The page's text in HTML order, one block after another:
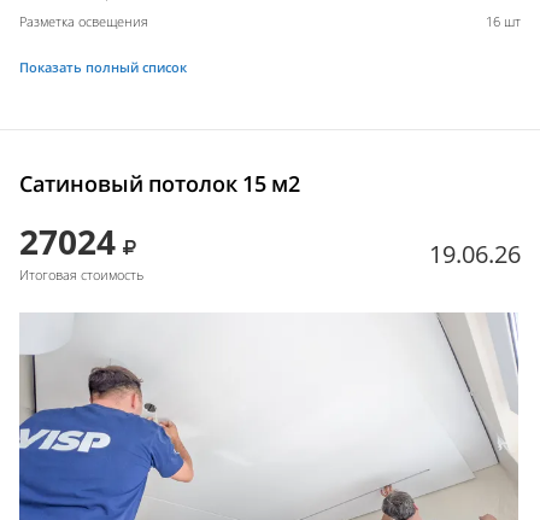
Разметка освещения
16 шт
Показать полный список
Сатиновый потолок 15 м2
27024
Итоговая стоимость
19.06.26